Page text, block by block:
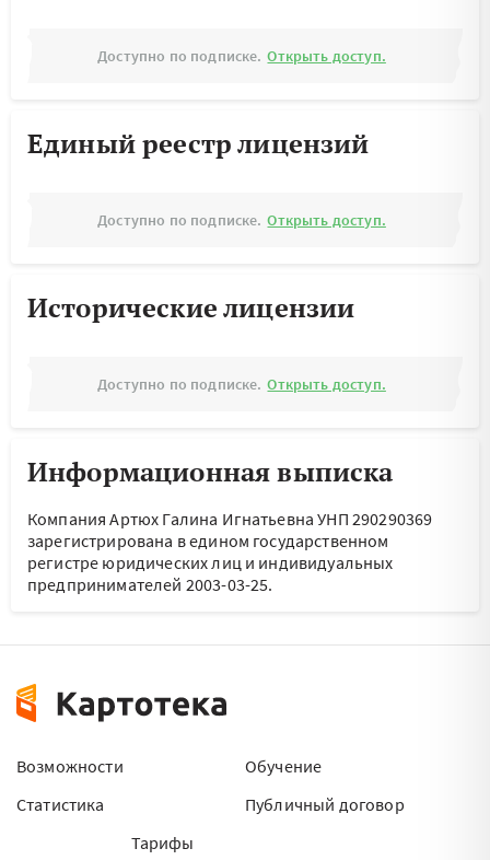
Доступно по подписке. Открыть доступ.
Единый реестр лицензий
Доступно по подписке. Открыть доступ.
Исторические лицензии
Доступно по подписке. Открыть доступ.
Информационная выписка
Компания Артюх Галина Игнатьевна УНП 290290369
зарегистрирована в едином государственном
регистре юридических лиц и индивидуальных
предпринимателей 2003-03-25.
Возможности
Статистика
Тарифы
Обучение
Публичный договор